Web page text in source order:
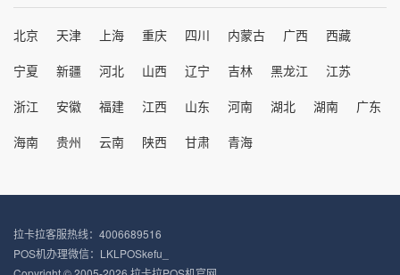
北京 天津 上海 重庆 四川 内蒙古 广西
西藏
宁夏
新疆 河北 山西 辽宁 吉林 黑龙江
江苏
浙江
安徽 福建 江西 山东 河南 湖北 湖南
广东
海南
贵州 云南 陕西 甘肃 青海
拉卡拉客服热线：4006689516
POS机办理微信：LKLPOSkefu_